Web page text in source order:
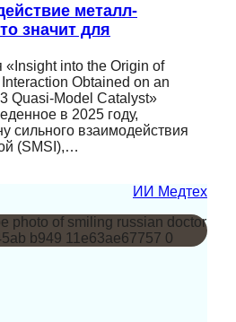
металл-
значит для
into the Origin of
Obtained on an
Quasi-Model Catalyst»
в 2025 году,
сильного взаимодействия
(SMSI),…
ИИ Медтех